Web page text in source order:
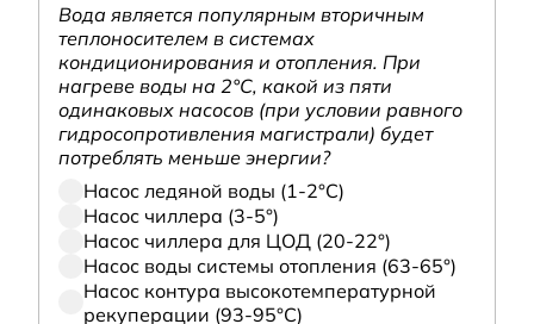
Вода является популярным вторичным
теплоносителем в системах
кондиционирования и отопления. При
нагреве воды на 2°С, какой из пяти
одинаковых насосов (при условии равного
гидросопротивления магистрали) будет
потреблять меньше энергии?
Насос ледяной воды (1-2°С)
Насос чиллера (3-5°)
Насос чиллера для ЦОД (20-22°)
Насос воды системы отопления (63-65°)
Насос контура высокотемпературной
рекуперации (93-95°С)